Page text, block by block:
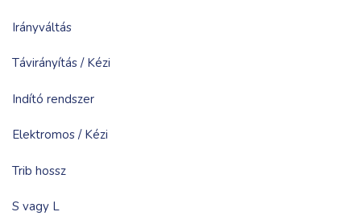
Irányváltás
Távirányítás / Kézi
Indító rendszer
Elektromos / Kézi
Trib hossz
S vagy L